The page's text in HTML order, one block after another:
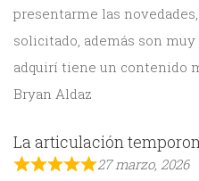
presentarme las
solicitado, además son
adquirí tiene un contenido
Bryan Aldaz
La articulación
27 marzo, 2026